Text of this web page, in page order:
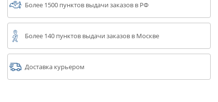
Более 1500 пунктов выдачи заказов в РФ
Более 140 пунктов выдачи заказов в Москве
Доставка курьером